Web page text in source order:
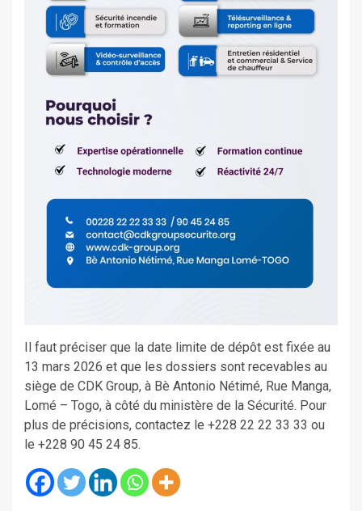
Il faut préciser que la date limite de dépôt est fixée au
13 mars 2026 et que les dossiers sont recevables au
siège de CDK Group, à Bè Antonio Nétimé, Rue Manga,
Lomé – Togo, à côté du ministère de la Sécurité. Pour
plus de précisions, contactez le +228 22 22 33 33 ou
le +228 90 45 24 85.